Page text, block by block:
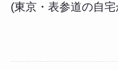
(東京・表参道の自